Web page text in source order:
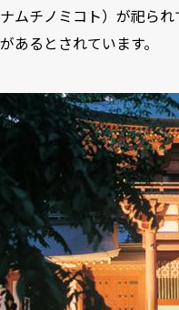
ナムチノミコト）が祀ら
があるとされています。